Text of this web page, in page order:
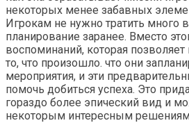
некоторых менее забавных
Игрокам не нужно тратить много
планирование заранее. Вместо
воспоминаний, которая
то, что произошло. что они
мероприятия, и эти
помочь добиться успеха. Это
гораздо более эпический вид и
некоторым интересным